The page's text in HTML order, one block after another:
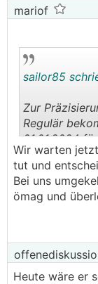
mariof
sailor85
Zur
Regulär
01.01.2024
Wenn man
normalen
normale
kWh
Wir warten
tut und
Bei uns
ömag und
Heute wäre er